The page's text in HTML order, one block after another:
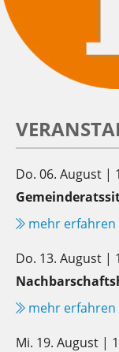
Do. 06. August |
mehr erfahren
Do. 13. August |
mehr erfahren
Mi. 19. August |